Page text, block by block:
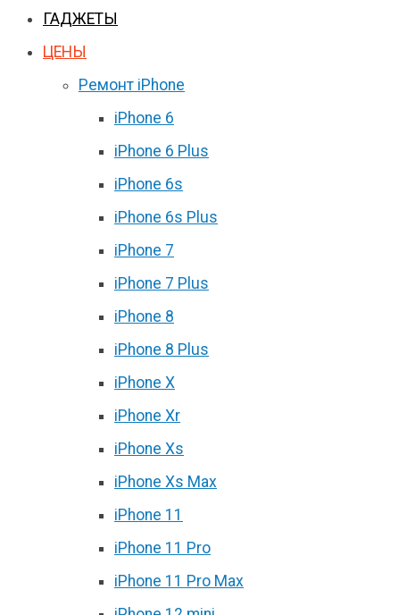
ГАДЖЕТЫ
ЦЕНЫ
Ремонт iPhone
iPhone 6
iPhone 6 Plus
iPhone 6s
iPhone 6s Plus
iPhone 7
iPhone 7 Plus
iPhone 8
iPhone 8 Plus
iPhone X
iPhone Xr
iPhone Xs
iPhone Xs Max
iPhone 11
iPhone 11 Pro
iPhone 11 Pro Max